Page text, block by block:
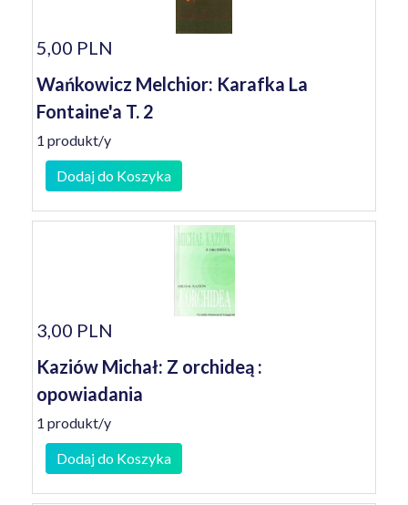
5,00 PLN
Wańkowicz Melchior: Karafka La
Fontaine'a T. 2
1 produkt/y
Dodaj do Koszyka
3,00 PLN
Kaziów Michał: Z orchideą :
opowiadania
1 produkt/y
Dodaj do Koszyka